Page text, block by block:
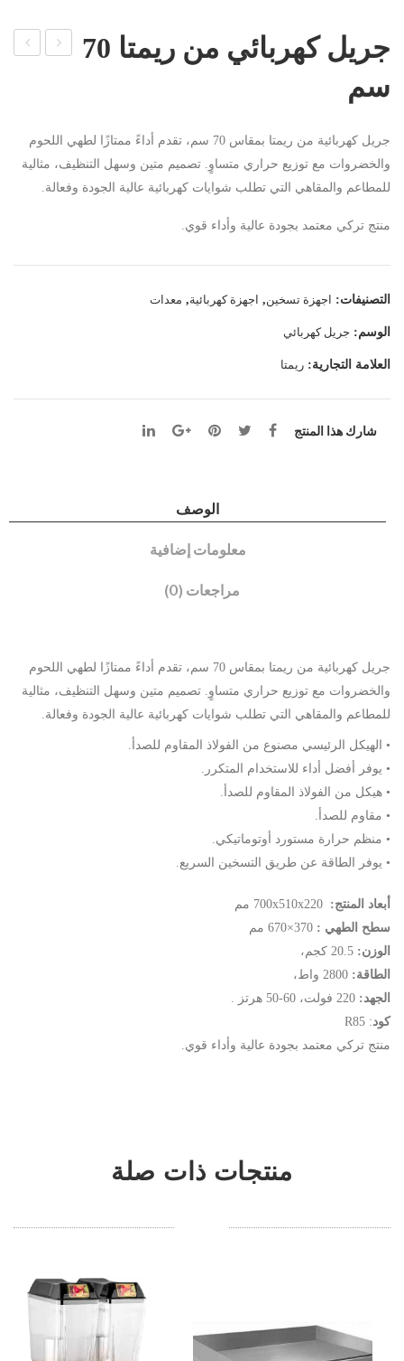
ويت
ايس
ريمت
ا
بحج
م
(La
جريل كهربائي من ريمتا 70
سم
جريل كهربائية من ريمتا بمقاس 70 سم، تقدم أداءً ممتازًا لطهي اللحوم
والخضروات مع توزيع حراري متساوٍ. تصميم متين وسهل التنظيف، مثالية
للمطاعم والمقاهي التي تطلب شوايات كهربائية عالية الجودة وفعالة.
منتج تركي معتمد بجودة عالية وأداء قوي.
التصنيفات: اجهزة تسخين, اجهزة كهربائية, معدات
الوسم: جريل كهربائي
العلامة التجارية: ريمتا
شارك هذا المنتج
الوصف
معلومات إضافية
مراجعات (0)
جريل كهربائية من ريمتا بمقاس 70 سم، تقدم أداءً ممتازًا لطهي اللحوم
والخضروات مع توزيع حراري متساوٍ. تصميم متين وسهل التنظيف، مثالية
للمطاعم والمقاهي التي تطلب شوايات كهربائية عالية الجودة وفعالة.
• الهيكل الرئيسي مصنوع من الفولاذ المقاوم للصدأ.
• يوفر أفضل أداء للاستخدام المتكرر.
• هيكل من الفولاذ المقاوم للصدأ.
• مقاوم للصدأ.
• منظم حرارة مستورد أوتوماتيكي.
• يوفر الطاقة عن طريق التسخين السريع.
أبعاد المنتج: 700x510x220 مم
سطح الطهي : 370×670 مم
الوزن:
الطاقة:
الجهد:
كود: R85
منتج تركي معتمد بجودة عالية وأداء قوي.
منتجات ذات صلة